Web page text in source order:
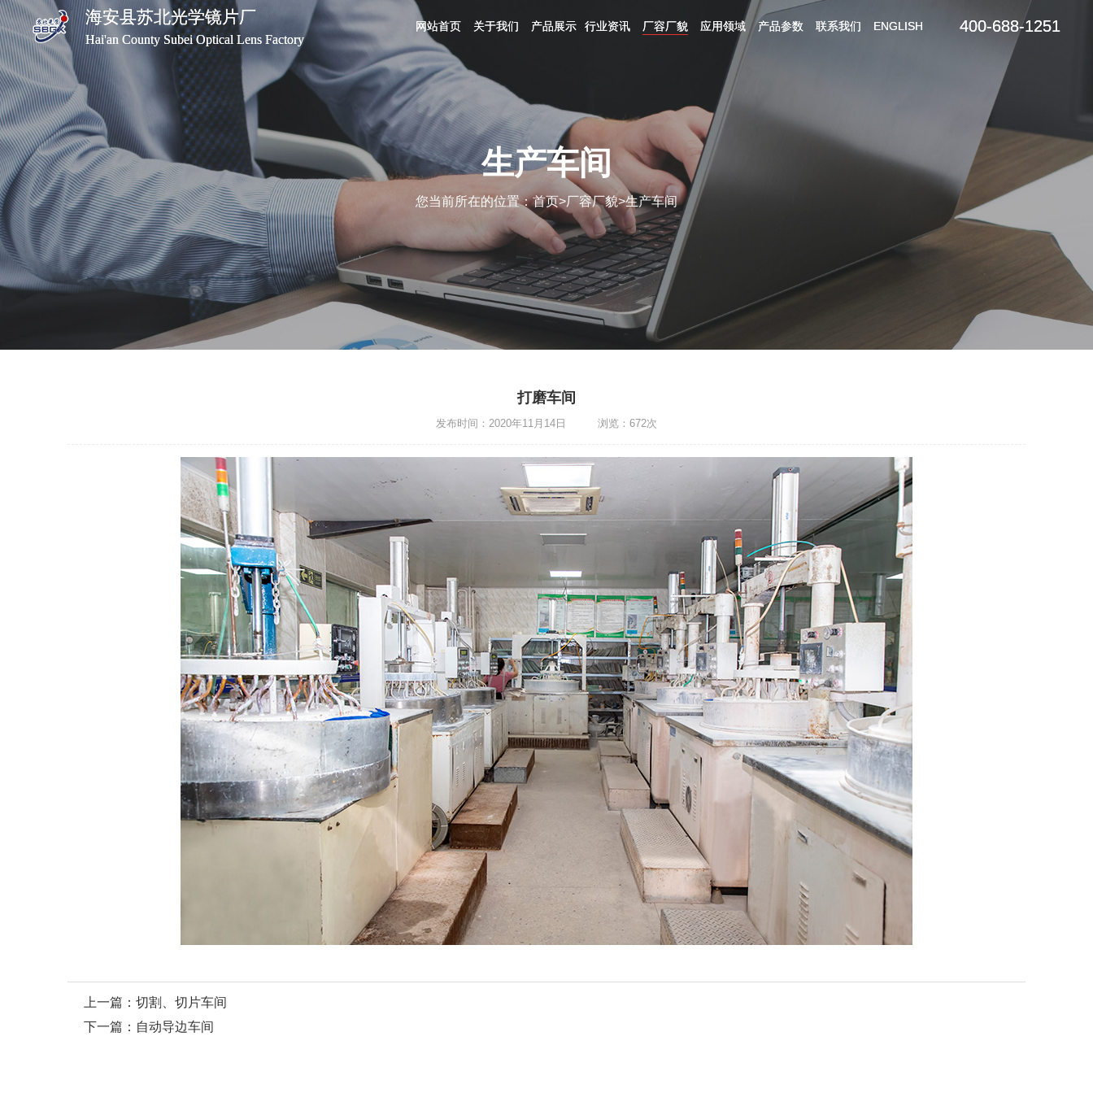
海安县苏北光学镜片厂
Hai'an County Subei Optical Lens Factory
网站首页 关于我们 产品展示 行业资讯 厂容厂貌 应用领域 产品参数 联系我们 ENGLISH 400-688-1251
生产车间
您当前所在的位置：首页>厂容厂貌>生产车间
打磨车间
发布时间：2020年11月14日 浏览：672次
上一篇：切割、切片车间
下一篇： 自动导边车间
海安县苏北光学镜片厂
Hai'an County Subei Optical Lens Factory
网站首页 关于我们 产品展示 行业资讯 厂容厂貌 应用领域 产品参数 联系我们 ENGLISH 400-688-1251